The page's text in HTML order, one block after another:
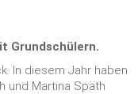
Grundschülern.
In diesem Jahr haben
und Martina Späth